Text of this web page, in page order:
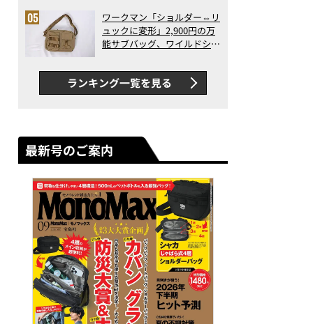
った！
ワークマン「ショルダー⇔リ
ュックに変形」2,900円の万
能サブバッグ、ワイルドシン
録…ほか【休日バッグの人気
記事ランキングベスト3】
（2026年6月版）
ランキング一覧を見る
最新号のご案内